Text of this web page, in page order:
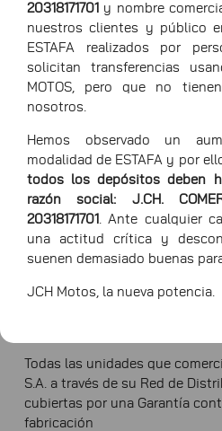
20318171701 y nombre
nuestros clientes y público
ESTAFA realizados por
solicitan transferencias
MOTOS, pero que no
nosotros.
Hemos observado un
modalidad de ESTAFA y por
todos los depósitos deben
razón social: J.CH.
20318171701
. Ante cualquier
una actitud crítica y
suenen demasiado buenas
JCH Motos, la nueva potencia.
1/1
Todas las unidades que
S.A. a través de su Red de
cubiertas por una Garantía
fabricación